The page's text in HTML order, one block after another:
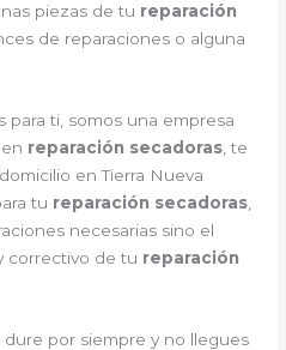
piezas de tu reparación
de reparaciones o alguna
para ti, somos una empresa
reparación secadoras , te
en Tierra Nueva
tu reparación secadoras
necesarias sino el
correctivo de tu reparación
dure por siempre y no llegues